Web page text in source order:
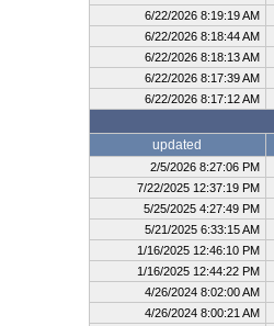
6/22/2026 8:19:19 AM
6/22/2026 8:18:44 AM
6/22/2026 8:18:13 AM
6/22/2026 8:17:39 AM
6/22/2026 8:17:12 AM
updated
2/5/2026 8:27:06 PM
7/22/2025 12:37:19 PM
5/25/2025 4:27:49 PM
5/21/2025 6:33:15 AM
1/16/2025 12:46:10 PM
1/16/2025 12:44:22 PM
4/26/2024 8:02:00 AM
4/26/2024 8:00:21 AM